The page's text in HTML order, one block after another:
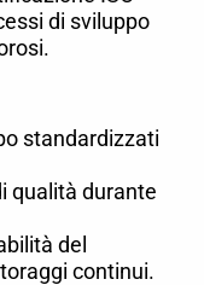
di sviluppo
standardizzati
qualità durante
del
continui.